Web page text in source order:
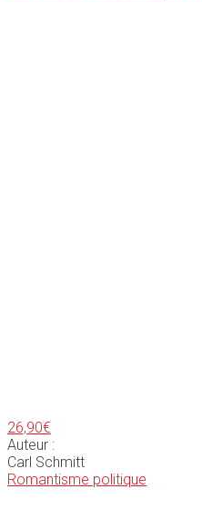
26,90€
Auteur :
Carl Schmitt
Romantisme politique